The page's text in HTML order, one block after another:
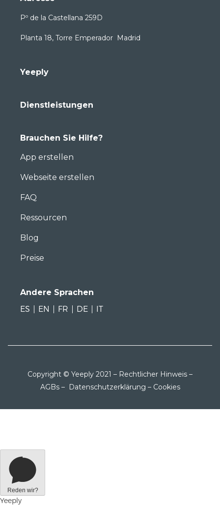
Pº de la Castellana 259D
Planta 18, Torre Emperador Madrid
Yeeply
Dienstleistungen
Brauchen Sie Hilfe?
App erstellen
Webseite erstellen
FAQ
Ressourcen
Blog
Preise
Andere Sprachen
ES
EN FR DE IT
Copyright © Yeeply 2021 – Rechtlicher Hinweis –
AGBs– Datenschutzerklärung – Cookies
Reden wir?
Yeeply